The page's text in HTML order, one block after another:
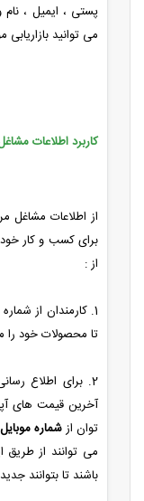
پستی ، ایمیل ،
می توانید
کاربرد اطلاعات
از اطلاعات مشاغل
برای کسب و کار خود
از :
1. کارمندان از
تا محصولات خود را
2. برای اطلاع
آخرین قیمت های
توان ازشماره
می توانند از طریق
باشند تا بتوانند